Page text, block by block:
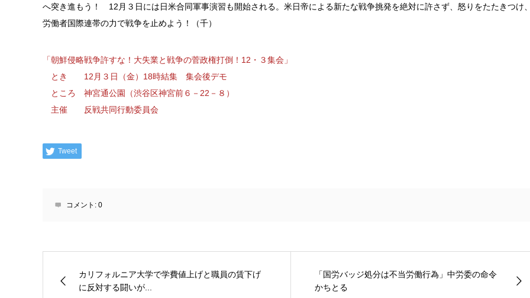
へ突き進もう！ 12月３日には日米合同軍事演習も開始される。米日帝による新たな戦争挑発を絶対に許さず、怒りをたたきつけ、
労働者国際連帯の力で戦争を止めよう！（千）
「朝鮮侵略戦争許すな！大失業と戦争の菅政権打倒！12・３集会」
とき 12月３日（金）18時結集 集会後デモ
ところ 神宮通公園（渋谷区神宮前６－22－８）
主催 反戦共同行動委員会
Tweet
コメント: 0
カリフォルニア大学で学費値上げと職員の賃下げ
に反対する闘いが...
「国労バッジ処分は不当労働行為」中労委の命令
かちとる